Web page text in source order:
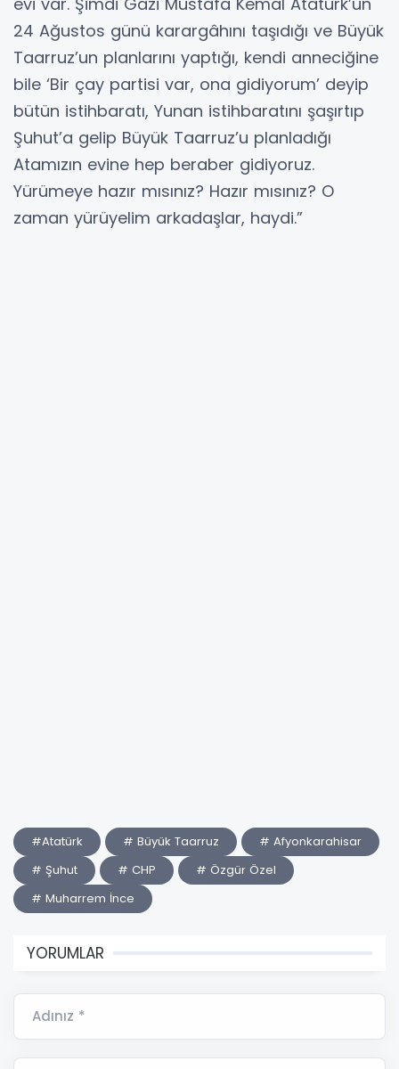
24 Ağustos günü karargâhını taşıdığı ve Büyük
Taarruz’un planlarını yaptığı, kendi anneciğine
bile ‘Bir çay partisi var, ona gidiyorum’ deyip
bütün istihbaratı, Yunan istihbaratını şaşırtıp
Şuhut’a gelip Büyük Taarruz’u planladığı
Atamızın evine hep beraber gidiyoruz.
Yürümeye hazır mısınız? Hazır mısınız? O
zaman yürüyelim arkadaşlar, haydi.”
#Atatürk # Büyük Taarruz
# Afyonkarahisar
# Şuhut
# CHP
# Özgür Özel
# Muharrem İnce
YORUMLAR
Adınız *